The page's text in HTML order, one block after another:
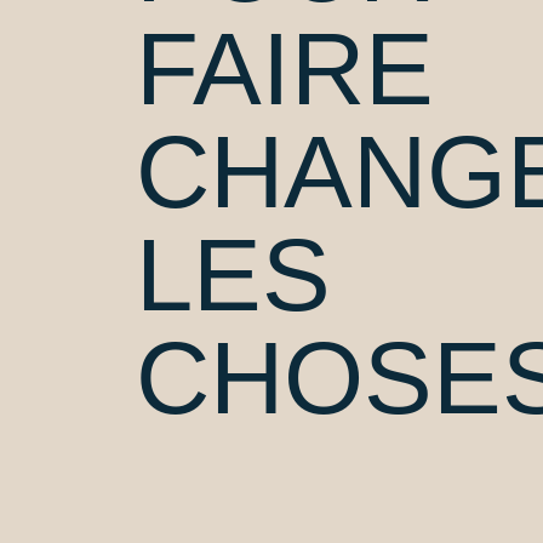
FAIRE
LES